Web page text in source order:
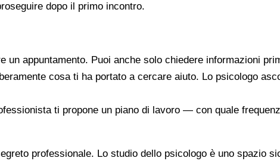
dopo il primo incontro.
appuntamento. Puoi anche solo chiedere informazioni
cosa ti ha portato a cercare aiuto. Lo psicologo
ti propone un piano di lavoro — con quale
professionale. Lo studio dello psicologo è uno spazio